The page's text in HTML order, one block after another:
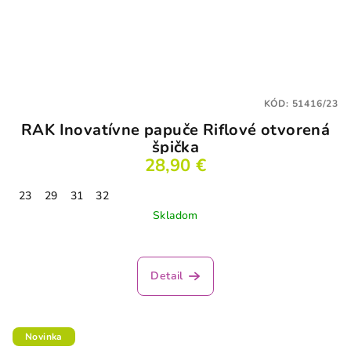
RAK Inovatívne papuče Riflové otvorená
špička
28,90 €
23 29 31
32
Skladom
Detail
KÓD: 51416/23
Novinka